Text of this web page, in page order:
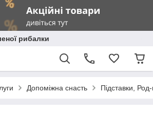
рибалки
Допоміжна снасть Підставки,